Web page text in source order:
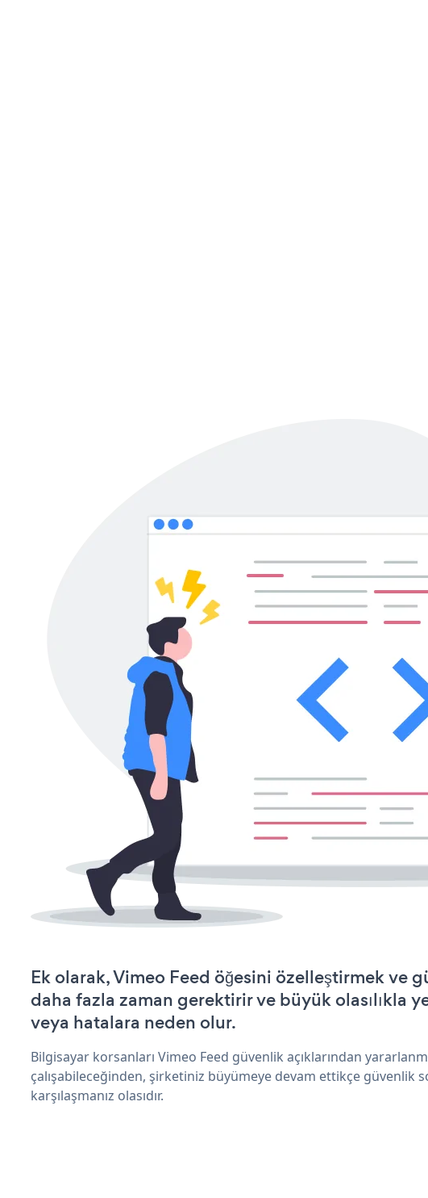
Ek olarak, Vimeo Feed öğesini özelleştirmek ve
daha fazla zaman gerektirir ve büyük olasılıkla
veya hatalara neden olur.
Bilgisayar korsanları Vimeo Feed güvenlik açıklarından
çalışabileceğinden, şirketiniz büyümeye devam ettikçe güvenlik
karşılaşmanız olasıdır.